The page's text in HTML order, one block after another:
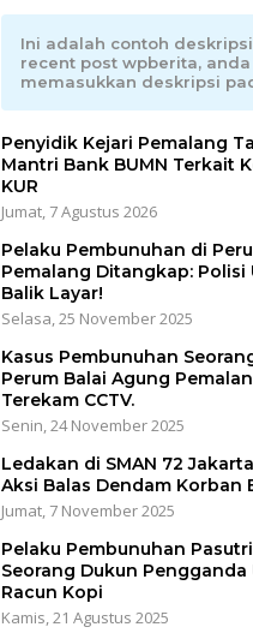
Ini adalah contoh
recent post wpberita,
memasukkan deskripsi
Penyidik Kejari Pemalang
Mantri Bank BUMN Terkait
KUR
Jumat, 7 Agustus 2026
Pelaku Pembunuhan di
Pemalang Ditangkap:
Balik Layar!
Selasa, 25 November 2025
Kasus Pembunuhan
Perum Balai Agung
Terekam CCTV.
Senin, 24 November 2025
Ledakan di SMAN 72
Aksi Balas Dendam Korban
Jumat, 7 November 2025
Pelaku Pembunuhan
Seorang Dukun Pengganda
Racun Kopi
Kamis, 21 Agustus 2025